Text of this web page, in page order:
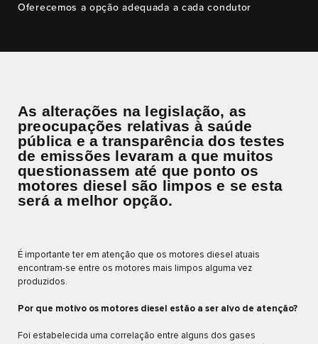
Oferecemos a opção adequada a cada condutor
As alterações na legislação, as
preocupações relativas à saúde
pública e a transparência dos testes
de emissões levaram a que muitos
questionassem até que ponto os
motores diesel são limpos e se esta
será a melhor opção.
É importante ter em atenção que os motores diesel atuais
encontram-se entre os motores mais limpos alguma vez
produzidos.
Por que motivo os motores diesel estão a ser alvo de atenção?
Foi estabelecida uma correlação entre alguns dos gases